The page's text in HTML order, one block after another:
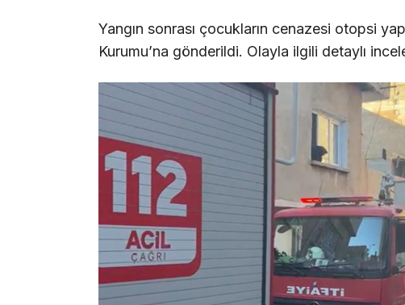
Yangın sonrası çocukların cenazesi otopsi
Kurumu’na gönderildi. Olayla ilgili detaylı